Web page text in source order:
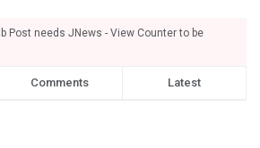
Post needs JNews - View Counter to be
Comments Latest